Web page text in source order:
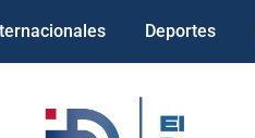
Deportes